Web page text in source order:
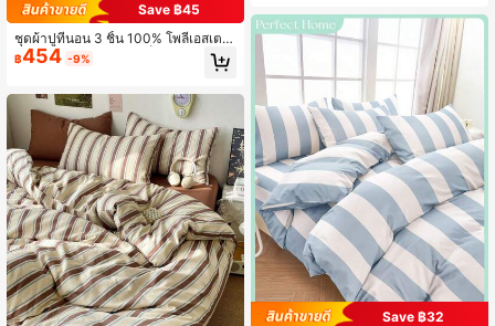
Save ฿45
ชุดผ้าปูที่นอน 3 ชิ้น 100% โพลีเอสเตอ
ร์ กลับไปโรงเรียน ลายสก็อตสไตล์นอร์ดิ
กมินิมอล 2 ปลอกหมอน + 1 ปลอกผ้านว
฿454 -9%
Save ฿32